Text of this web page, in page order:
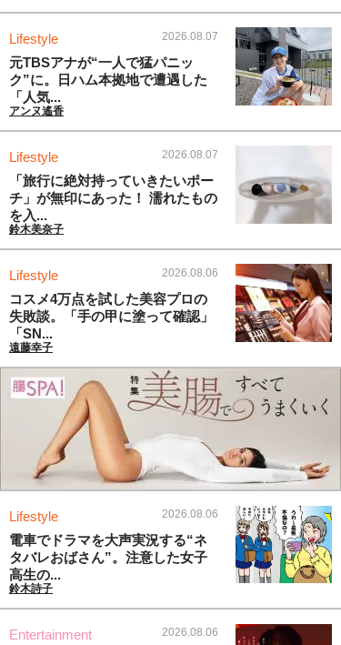
Lifestyle 2026.08.07
元TBSアナが“一人で猛パニッ
ク”に。日ハム本拠地で遭遇した
「人気...
アンヌ遙香
Lifestyle 2026.08.07
「旅行に絶対持っていきたいポー
チ」が無印にあった！ 濡れたもの
を入...
鈴木美奈子
Lifestyle 2026.08.06
コスメ4万点を試した美容プロの
失敗談。「手の甲に塗って確認」
「SN...
遠藤幸子
Lifestyle 2026.08.06
電車でドラマを大声実況する“ネ
タバレおばさん”。注意した女子
高生の...
鈴木詩子
Entertainment 2026.08.06